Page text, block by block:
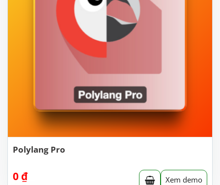
Polylang Pro
0 ₫ Xem demo